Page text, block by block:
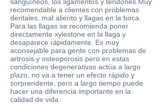
recomendable a clientes con problemas
dentales, mal aliento y llagas en la boca.
Para las llagas se recomienda poner
directamente xylestone en la llaga y
desaparece rápidamente. Es muy
aconsejable para gente con problemas de
artrosis y osteoporosis pero en estas
condiciones degenerativas actúa a largo
plazo, no va a tener un efecto rápido y
sorprendente, pero a largo tiempo puede
hacer una diferencia importante en la
calidad de vida.